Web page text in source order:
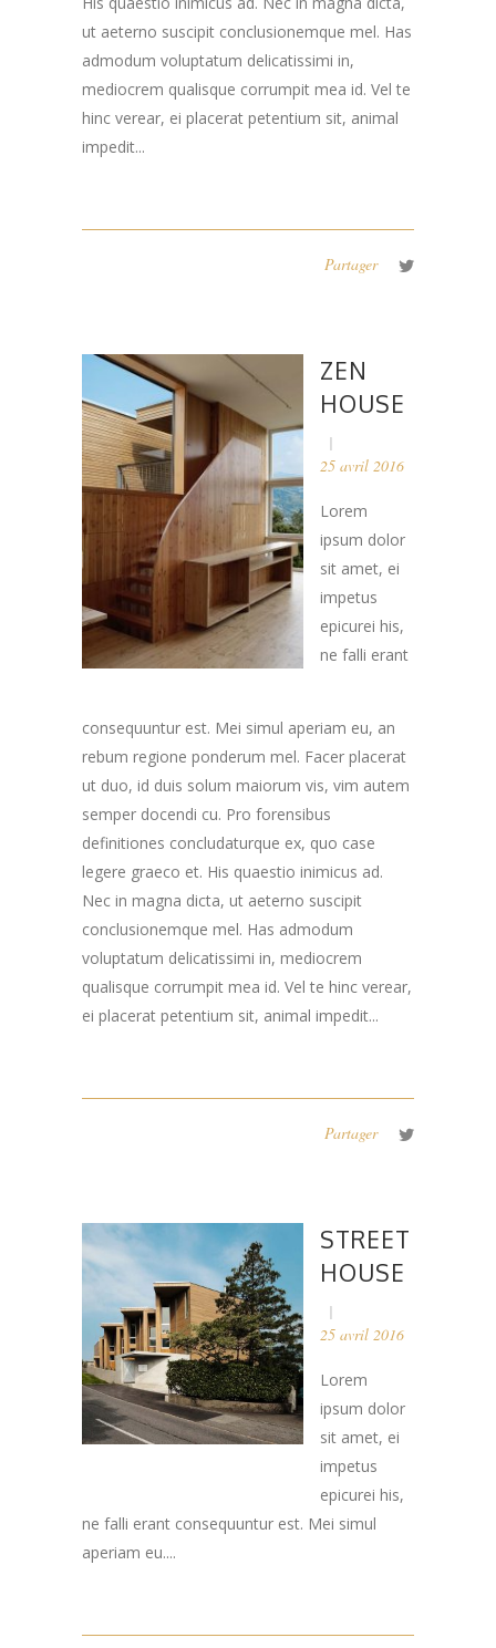
ut aeterno suscipit conclusionemque mel. Has
admodum voluptatum delicatissimi in,
mediocrem qualisque corrumpit mea id. Vel te
hinc verear, ei placerat petentium sit, animal
impedit...
Partager
ZEN
HOUSE
25 avril 2016
Lorem
ipsum dolor
sit amet, ei
impetus
epicurei his,
ne falli erant
consequuntur est. Mei simul aperiam eu, an
rebum regione ponderum mel. Facer placerat
ut duo, id duis solum maiorum vis, vim autem
semper docendi cu. Pro forensibus
definitiones concludaturque ex, quo case
legere graeco et. His quaestio inimicus ad.
Nec in magna dicta, ut aeterno suscipit
conclusionemque mel. Has admodum
voluptatum delicatissimi in, mediocrem
qualisque corrumpit mea id. Vel te hinc verear,
ei placerat petentium sit, animal impedit...
Partager
STREET
HOUSE
25 avril 2016
Lorem
ipsum dolor
sit amet, ei
impetus
epicurei his,
ne falli erant consequuntur est. Mei simul
aperiam eu....